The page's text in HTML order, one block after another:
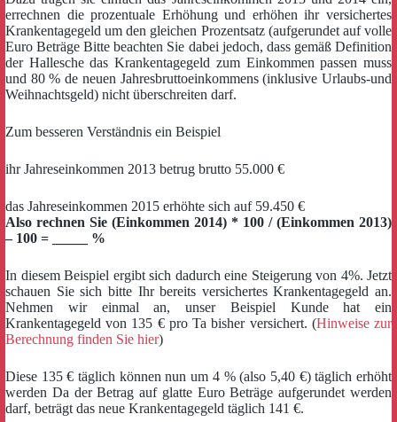
errechnen die prozentuale Erhöhung und erhöhen ihr versichertes
Krankentagegeld um den gleichen Prozentsatz (aufgerundet auf volle
Euro Beträge Bitte beachten Sie dabei jedoch, dass gemäß Definition
der Hallesche das Krankentagegeld zum Einkommen passen muss
und 80 % de neuen Jahresbruttoeinkommens (inklusive Urlaubs-und
Weihnachtsgeld) nicht überschreiten darf.
Zum besseren Verständnis ein Beispiel
ihr Jahreseinkommen 2013 betrug brutto 55.000 €
das Jahreseinkommen 2015 erhöhte sich auf 59.450 €
Also rechnen Sie (Einkommen 2014) * 100 / (Einkommen 2013)
– 100 = _____ %
In diesem Beispiel ergibt sich dadurch eine Steigerung von 4%. Jetzt
schauen Sie sich bitte Ihr bereits versichertes Krankentagegeld an.
Nehmen wir einmal an, unser Beispiel Kunde hat ein
Krankentagegeld von 135 € pro Ta bisher versichert. (Hinweise zur
Berechnung finden Sie hier)
Diese 135 € täglich können nun um 4 % (also 5,40 €) täglich erhöht
werden Da der Betrag auf glatte Euro Beträge aufgerundet werden
darf, beträgt das neue Krankentagegeld täglich 141 €.